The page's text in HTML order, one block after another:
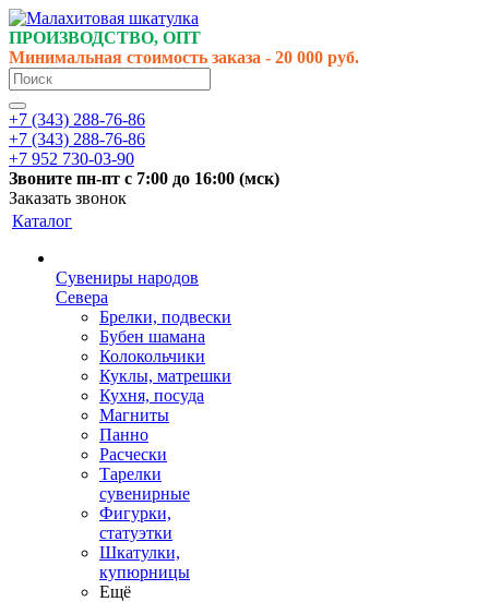
ПРОИЗВОДСТВО, ОПТ
Минимальная стоимость заказа - 20 000 руб.
+7 (343) 288-76-86
+7 (343) 288-76-86
+7 952 730-03-90
Звоните пн-пт с 7:00 до 16:00 (мск)
Заказать звонок
Каталог
Сувениры народов
Севера
Брелки, подвески
Бубен шамана
Колокольчики
Куклы, матрешки
Кухня, посуда
Магниты
Панно
Расчески
Тарелки
сувенирные
Фигурки,
статуэтки
Шкатулки,
купюрницы
Ещё